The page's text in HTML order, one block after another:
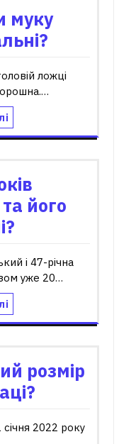
муку
ложці
його
і 47-річна
уже 20…
розмір
2022 року